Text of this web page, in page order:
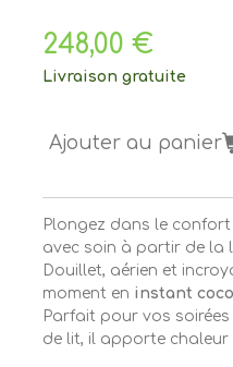
248,00 €
Livraison gratuite
Ajouter au panier
Plongez dans le
avec soin à partir de la
Douillet, aérien et
moment en instant
Parfait pour vos soirées
de lit, il apporte chaleur